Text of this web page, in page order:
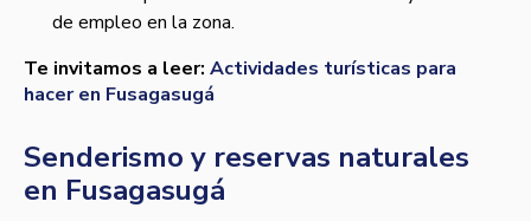
de empleo en la zona.
Te invitamos a leer: Actividades turísticas para
hacer en Fusagasugá
Senderismo y reservas naturales
en Fusagasugá